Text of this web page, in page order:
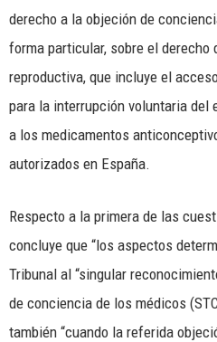
derecho a la objeción de
forma particular, sobre el derecho
reproductiva, que incluye el
para la interrupción voluntaria del
a los medicamentos
autorizados en España.
Respecto a la primera de las
concluye que “los aspectos
Tribunal al “singular
de conciencia de los médicos
también “cuando la referida